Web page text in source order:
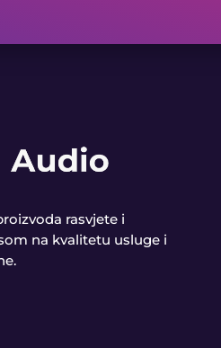
rasvjete i
na kvalitetu usluge i